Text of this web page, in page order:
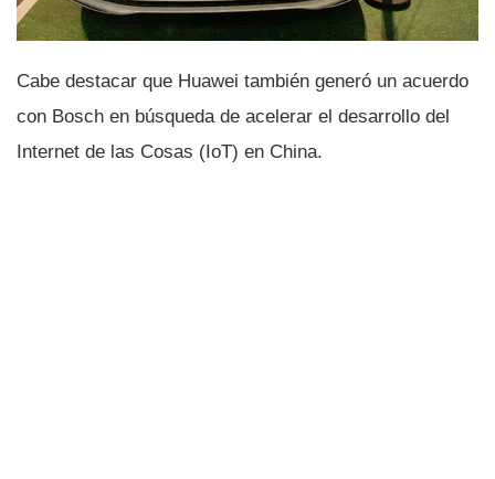
Cabe destacar que Huawei también generó un acuerdo
con Bosch en búsqueda de acelerar el desarrollo del
Internet de las Cosas (IoT) en China.